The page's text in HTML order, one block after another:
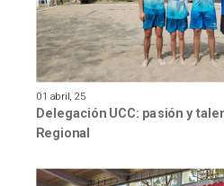
01 abril, 25
Delegación UCC: pasión y
Regional